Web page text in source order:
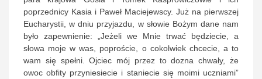
poprzednicy Kasia i Paweł Maciejewscy. Już na pierwszej
Eucharystii, w dniu przyjazdu, w słowie Bożym dane nam
było zapewnienie: „Jeżeli we Mnie trwać będziecie, a
słowa moje w was, poproście, o cokolwiek chcecie, a to
wam się spełni. Ojciec mój przez to dozna chwały, że
owoc obfity przyniesiecie i staniecie się moimi uczniami”